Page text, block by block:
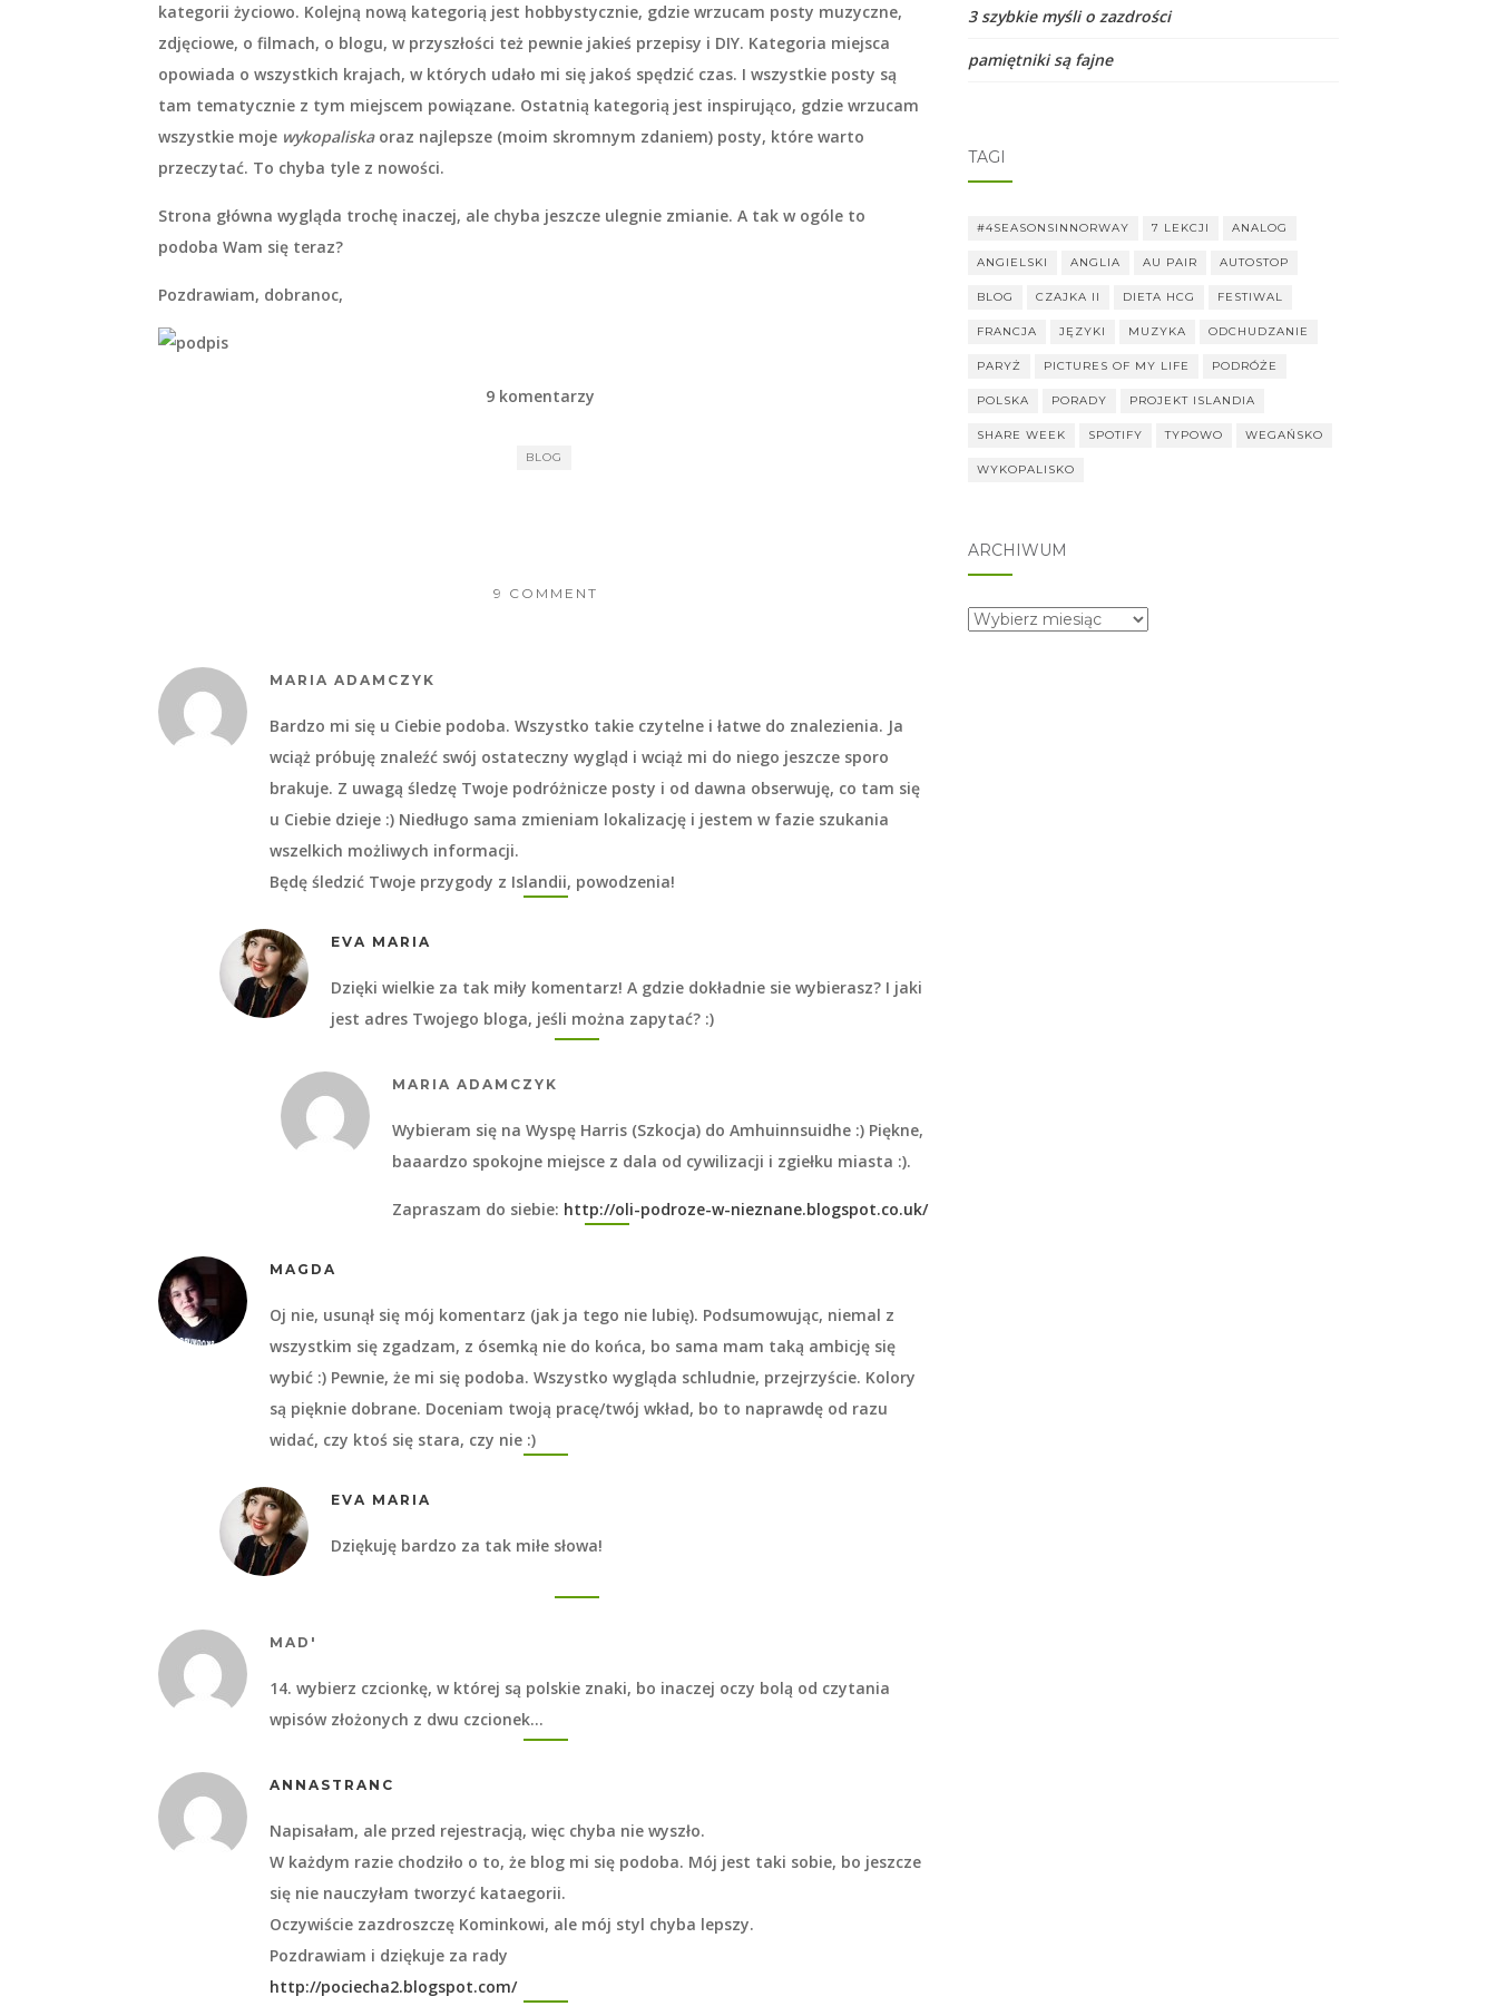
kategorii życiowo. Kolejną nową kategorią jest hobbystycznie, gdzie wrzucam posty muzyczne,
zdjęciowe, o filmach, o blogu, w przyszłości też pewnie jakieś przepisy i DIY. Kategoria miejsca
opowiada o wszystkich krajach, w których udało mi się jakoś spędzić czas. I wszystkie posty są
tam tematycznie z tym miejscem powiązane. Ostatnią kategorią jest inspirująco, gdzie wrzucam
wszystkie moje wykopaliskaoraz najlepsze (moim skromnym zdaniem) posty, które warto
przeczytać. To chyba tyle z nowości.
Strona główna wygląda trochę inaczej, ale chyba jeszcze ulegnie zmianie. A tak w ogóle to
podoba Wam się teraz?
Pozdrawiam, dobranoc,
9 komentarzy
BLOG
9 COMMENT
MARIA ADAMCZYK
Bardzo mi się u Ciebie podoba. Wszystko takie czytelne i łatwe do znalezienia. Ja
wciąż próbuję znaleźć swój ostateczny wygląd i wciąż mi do niego jeszcze sporo
brakuje. Z uwagą śledzę Twoje podróżnicze posty i od dawna obserwuję, co tam się
u Ciebie dzieje :) Niedługo sama zmieniam lokalizację i jestem w fazie szukania
wszelkich możliwych informacji.
Będę śledzić Twoje przygody z Islandii, powodzenia!
EVA MARIA
Dzięki wielkie za tak miły komentarz! A gdzie dokładnie sie wybierasz? I jaki
jest adres Twojego bloga, jeśli można zapytać? :)
MARIA ADAMCZYK
Wybieram się na Wyspę Harris (Szkocja) do Amhuinnsuidhe :) Piękne,
baaardzo spokojne miejsce z dala od cywilizacji i zgiełku miasta :).
Zapraszam do siebie: http://oli-podroze-w-nieznane.blogspot.co.uk/
MAGDA
Oj nie, usunął się mój komentarz (jak ja tego nie lubię). Podsumowując, niemal z
wszystkim się zgadzam, z ósemką nie do końca, bo sama mam taką ambicję się
wybić :) Pewnie, że mi się podoba. Wszystko wygląda schludnie, przejrzyście. Kolory
są pięknie dobrane. Doceniam twoją pracę/twój wkład, bo to naprawdę od razu
widać, czy ktoś się stara, czy nie :)
EVA MARIA
Dziękuję bardzo za tak miłe słowa!
MAD'
14. wybierz czcionkę, w której są polskie znaki, bo inaczej oczy bolą od czytania
wpisów złożonych z dwu czcionek…
ANNASTRANC
Napisałam, ale przed rejestracją, więc chyba nie wyszło.
W każdym razie chodziło o to, że blog mi się podoba. Mój jest taki sobie, bo jeszcze
się nie nauczyłam tworzyć kataegorii.
Oczywiście zazdroszczę Kominkowi, ale mój styl chyba lepszy.
Pozdrawiam i dziękuje za rady
http://pociecha2.blogspot.com/
3 szybkie myśli o zazdrości
pamiętniki są fajne
TAGI
#4SEASONSINNORWAY 7 LEKCJI ANALOG
ANGIELSKI ANGLIA AU PAIR AUTOSTOP
BLOG CZAJKA II DIETA HCG FESTIWAL
FRANCJA JĘZYKI MUZYKA ODCHUDZANIE
PARYŻ PICTURES OF MY LIFE PODRÓŻE
POLSKA PORADY PROJEKT ISLANDIA
SHARE WEEK SPOTIFY TYPOWO WEGAŃSKO
WYKOPALISKO
ARCHIWUM
archiwum